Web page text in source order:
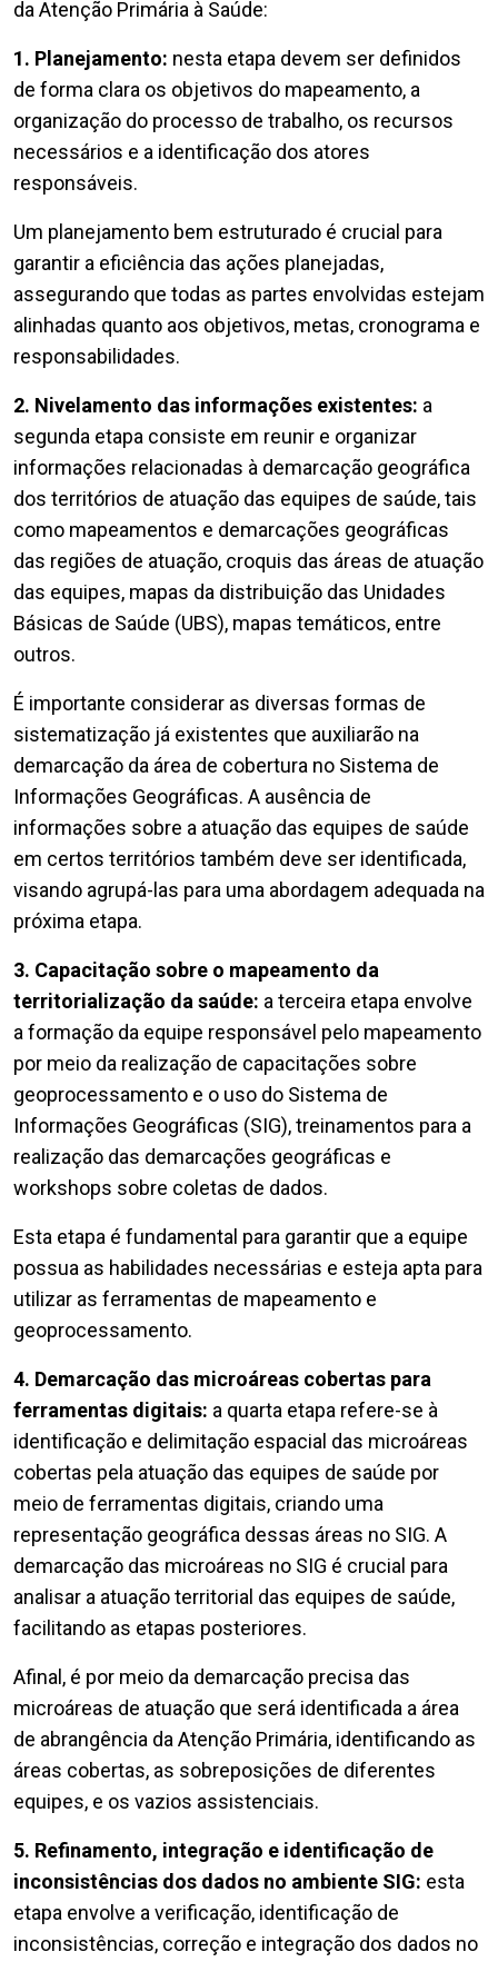
da Atenção Primária à Saúde:
1. Planejamento: nesta etapa devem ser definidos
de forma clara os objetivos do mapeamento, a
organização do processo de trabalho, os recursos
necessários e a identificação dos atores
responsáveis.
Um planejamento bem estruturado é crucial para
garantir a eficiência das ações planejadas,
assegurando que todas as partes envolvidas estejam
alinhadas quanto aos objetivos, metas, cronograma e
responsabilidades.
2. Nivelamento das informações existentes: a
segunda etapa consiste em reunir e organizar
informações relacionadas à demarcação geográfica
dos territórios de atuação das equipes de saúde, tais
como mapeamentos e demarcações geográficas
das regiões de atuação, croquis das áreas de atuação
das equipes, mapas da distribuição das Unidades
Básicas de Saúde (UBS), mapas temáticos, entre
outros.
É importante considerar as diversas formas de
sistematização já existentes que auxiliarão na
demarcação da área de cobertura no Sistema de
Informações Geográficas. A ausência de
informações sobre a atuação das equipes de saúde
em certos territórios também deve ser identificada,
visando agrupá-las para uma abordagem adequada na
próxima etapa.
3. Capacitação sobre o mapeamento da
territorialização da saúde: a terceira etapa envolve
a formação da equipe responsável pelo mapeamento
por meio da realização de capacitações sobre
geoprocessamento e o uso do Sistema de
Informações Geográficas (SIG), treinamentos para a
realização das demarcações geográficas e
workshops sobre coletas de dados.
Esta etapa é fundamental para garantir que a equipe
possua as habilidades necessárias e esteja apta para
utilizar as ferramentas de mapeamento e
geoprocessamento.
4. Demarcação das microáreas cobertas para
ferramentas digitais: a quarta etapa refere-se à
identificação e delimitação espacial das microáreas
cobertas pela atuação das equipes de saúde por
meio de ferramentas digitais, criando uma
representação geográfica dessas áreas no SIG. A
demarcação das microáreas no SIG é crucial para
analisar a atuação territorial das equipes de saúde,
facilitando as etapas posteriores.
Afinal, é por meio da demarcação precisa das
microáreas de atuação que será identificada a área
de abrangência da Atenção Primária, identificando as
áreas cobertas, as sobreposições de diferentes
equipes, e os vazios assistenciais.
5. Refinamento, integração e identificação de
inconsistências dos dados no ambiente SIG: esta
etapa envolve a verificação, identificação de
inconsistências, correção e integração dos dados no